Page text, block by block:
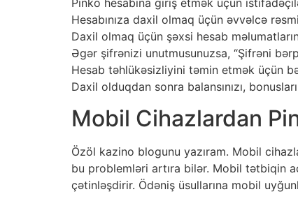
Pinko hesabına giriş etmək üçün
Hesabınıza daxil olmaq üçün əvvəlcə
Daxil olmaq üçün şəxsi hesab
Əgər şifrənizi unutmusunuzsa, “Şifrəni
Hesab təhlükəsizliyini təmin etmək üçün
Daxil olduqdan sonra balansınızı,
Mobil Cihazlardan
Özöl kazino blogunu yazıram. Mobil
bu problemləri artıra bilər. Mobil tətbiqin
çətinləşdirir. Ödəniş üsullarına mobil